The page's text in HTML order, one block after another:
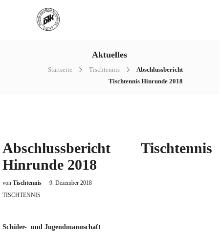
Aktuelles
Startseite Tischtennis
Abschlussbericht
Tischtennis Hinrunde 2018
Abschlussbericht Tischtennis
Hinrunde 2018
von Tischtennis
9. Dezember 2018
TISCHTENNIS
Schüler- und Jugendmannschaft